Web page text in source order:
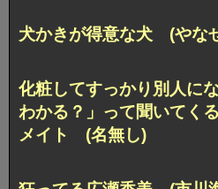
犬かきが得意な犬 (やな
化粧してすっかり別人に
わかる？」って聞いてく
メイト (名無し)